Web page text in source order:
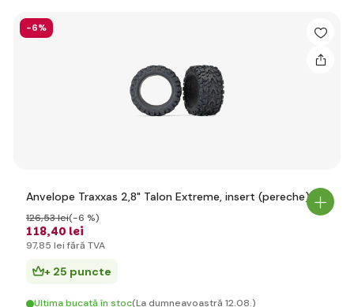
-6%
Anvelope Traxxas 2,8" Talon Extreme, insert (pereche)
118,40 lei
126,53 lei(-6 %)
97,85 lei fără TVA
+ 25 puncte
Ultima bucată în stoc(La dumneavoastră 12.08.)